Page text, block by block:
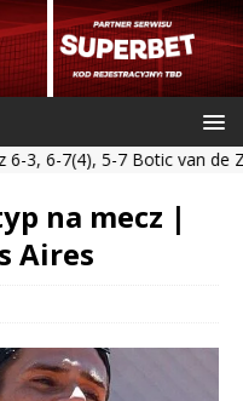
5-7 Botic van de
na mecz |
Aires